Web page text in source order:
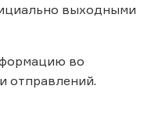
выходными
во
отправлений.